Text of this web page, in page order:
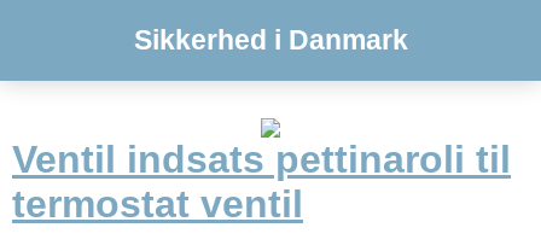
Sikkerhed i Danmark
Ventil indsats pettinaroli til
termostat ventil